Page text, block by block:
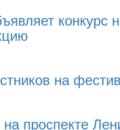
на
проспекте